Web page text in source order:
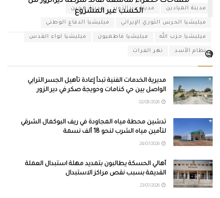
مدينة الميادين مدينة ديرالزور مدينة هجين
ميليشيا الحرس الثوري الإيراني ميليشيا الدفاع الوطني
ميليشيا حزب الله ميليشيا فاطميون ميليشيا لواء القدس
نظام الأسد نهر الفرات
الكسب غير المشروع
🧐
مديرية الخدمات الفنية تبدأ إعادة تأهيل الجسر الترابي
الواصل بين حي كنامات وحويجة صكر في دير الزور
تدشين محطة مياه المجاودة في ريف البوكمال الشرقي
لتأمين مياه الشرب لنحو 18 ألف نسمة
أهالي الحسكة يطالبون بتمديد مهلة استبدال العملة
القديمة بسبب نقص مراكز الاستبدال